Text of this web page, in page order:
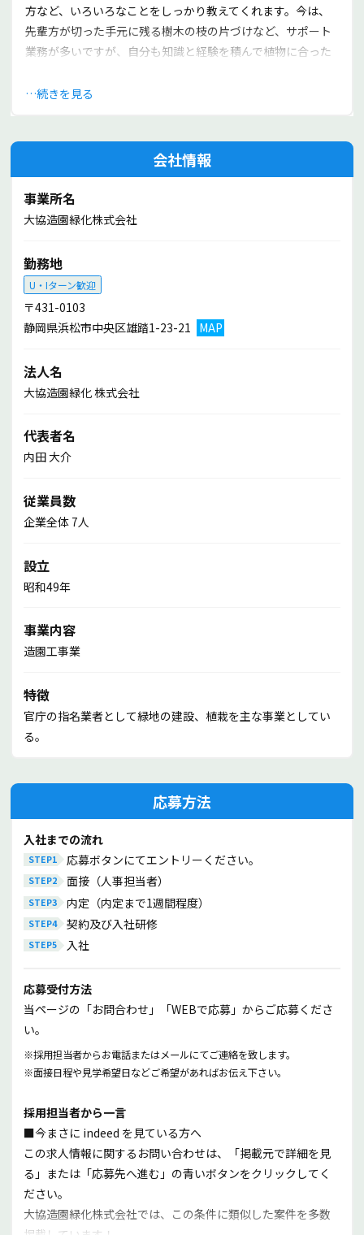
方など、いろいろなことをしっかり教えてくれます。今は、
先輩方が切った手元に残る樹木の枝の片づけなど、サポート
業務が多いですが、自分も知識と経験を積んで植物に合った
この仕事のやりがいはなんでしょうか？
になります。成果が形になるので実感も大きく、やりがいに
公道の街路樹が主なので、作業中に通行されている方や地域
の方に「ありがとう」と言ってもらえると嬉しいですね。
代）
８年間続けられた理由はなんでしょうか？
す。それがやりがいになりここまで続いてきました。
剪定の技術もとんでもない奥深さがあり、やればやるほど面
最初の頃は間違ったりするたびに叱られましたが、その数よ
り1回褒められたことがすごく成長させてくれましたね。一
という積み重ねでここまできたという実感もあります。一生
ものの技術が身についているのは職人としての大きな喜びで
集中力が緩んだ際にノコギリを引きすぎて仲間にケガをさせ
う先輩から常日頃から言われていた意味を痛感しました。忘
れられない経験として次はないように常に気を付けていま
す。
うに！」と伝えたいですね。みんなゼロからのスタートです
し、続けていかないと楽しさや奥深さはわかりません。あき
らめないでほしいですね。
中途入社／8年目 古橋 典三さん（40代）
仕事の内容と会社の良いところを教えてくださ
い。
主な仕事は街路樹の管理をしています。具体的には樹木の剪
定や草の抜き取りや刈り取りです。いろいろとやることはあ
が、任されていると思うとやる気にもつながります。
仕事をする上で大切にしていることを教えてくだ
「気遣い」です。公道で作業を行うことが多いので、一緒に
しているか等を聞かれたら丁寧に説明やお話しをするように
しています。
また外での仕事になるので、気候や気温にも左右されます。
自己管理や体調にも気を配り、会社も状況に合わせて予定し
ている休憩でなくても休憩を取らせてくれるなどの配慮もし
てくれます。
続きを見る
会社情報
事業所名
大協造園緑化株式会社
勤務地
U・Iターン歓迎
〒431-0103
静岡県浜松市中央区雄踏1-23-21 MAP
法人名
大協造園緑化 株式会社
代表者名
内田 大介
従業員数
企業全体 7人
設立
昭和49年
事業内容
造園工事業
特徴
官庁の指名業者として緑地の建設、植栽を主な事業としてい
る。
応募方法
入社までの流れ
応募ボタンにてエントリーください。
面接（人事担当者）
内定（内定まで1週間程度）
契約及び入社研修
入社
応募受付方法
当ページの「お問合わせ」「WEBで応募」からご応募くださ
い。
※採用担当者からお電話またはメールにてご連絡を致します。
※面接日程や見学希望日などご希望があればお伝え下さい。
採用担当者から一言
■今まさに indeed を見ている方へ
この求人情報に関するお問い合わせは、「掲載元で詳細を見
る」または「応募先へ進む」の青いボタンをクリックしてく
ださい。
大協造園緑化株式会社では、この条件に類似した案件を多数